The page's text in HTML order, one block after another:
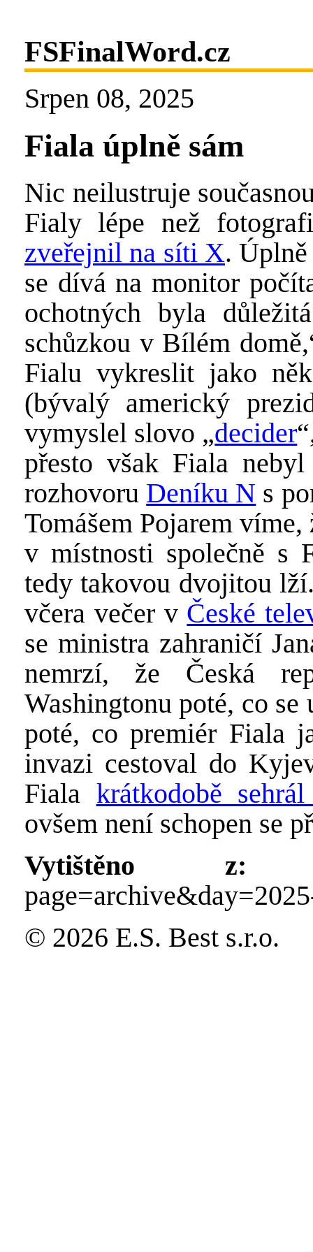
FSFinalWord.cz
Srpen 08, 2025
Fiala úplně sám
Nic neilustruje
Fialy lépe než
zveřejnil na síti X.
se dívá na monitor
ochotných byla
schůzkou v Bílém
Fialu vykreslit jako
(bývalý americký
vymyslel slovo „decider
přesto však Fiala
rozhovoru Deníku N s
Tomášem Pojarem
v místnosti společně s
tedy takovou dvojitou
včera večer v České
se ministra zahraničí
nemrzí, že Česká
Washingtonu poté, co
poté, co premiér Fiala
invazi cestoval do
Fiala krátkodobě
ovšem není schopen se
Vytištěno z:
© 2026 E.S. Best s.r.o.